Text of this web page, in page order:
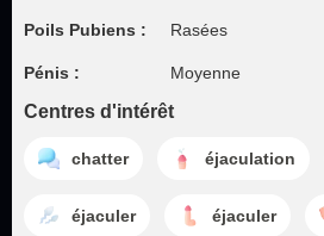
Poils Pubiens : Rasées
Pénis : Moyenne
Centres d'intérêt
chatter éjaculation
éjaculer éjaculer